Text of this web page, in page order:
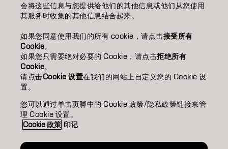
CONTACT US 聯絡我們
ImprintPrivacy PolicyCookie Policy Terms Of Use
Accessibility
HK | Chinese (Traditional)
Goldwell is part of
会将这些信息与您提供给他们的其他信息或他们从您使用
其服务时收集的其他信息结合起来。
如果您同意使用我们的所有 cookie，请点击接受所有
Cookie。
如果您只需要绝对必要的 Cookie，请点击拒绝所有
Cookie。
请点击Cookie 设置在我们的网站上自定义您的 Cookie 设
置。
您可以通过单击页脚中的 Cookie 政策/隐私政策链接来管
理 Cookie 设置。
Cookie 政策 印记